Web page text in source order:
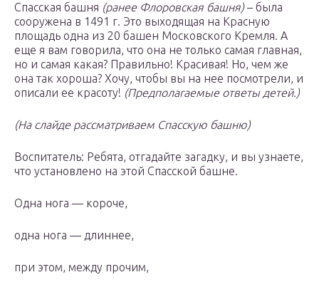
Спасская башня (ранее Флоровская башня)– была
сооружена в 1491 г. Это выходящая на Красную
площадь одна из 20 башен Московского Кремля. А
еще я вам говорила, что она не только самая главная,
но и самая какая? Правильно! Красивая! Но, чем же
она так хороша? Хочу, чтобы вы на нее посмотрели, и
описали ее красоту! (Предполагаемые ответы детей.)
(На слайде рассматриваем Спасскую башню)
Воспитатель: Ребята, отгадайте загадку, и вы узнаете,
что установлено на этой Спасской башне.
Одна нога — короче,
одна нога — длиннее,
при этом, между прочим,